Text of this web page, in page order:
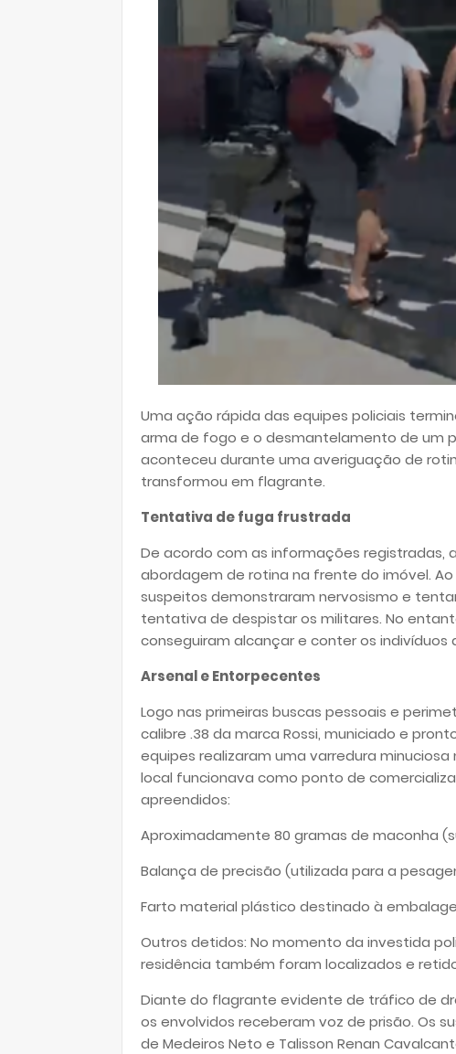
Uma ação rápida das equipes policiais
arma de fogo e o desmantelamento de um
aconteceu durante uma averiguação de
transformou em flagrante.
Tentativa de fuga frustrada
De acordo com as informações registradas,
abordagem de rotina na frente do imóvel.
suspeitos demonstraram nervosismo e
tentativa de despistar os militares. No
conseguiram alcançar e conter os
Arsenal e Entorpecentes
Logo nas primeiras buscas pessoais e
calibre .38 da marca Rossi, municiado e
equipes realizaram uma varredura
local funcionava como ponto de
apreendidos:
Aproximadamente 80 gramas de maconha
Balança de precisão (utilizada para a
Farto material plástico destinado à
Outros detidos: No momento da investida
residência também foram localizados e
Diante do flagrante evidente de tráfico de
os envolvidos receberam voz de prisão. Os
de Medeiros Neto e Talisson Renan